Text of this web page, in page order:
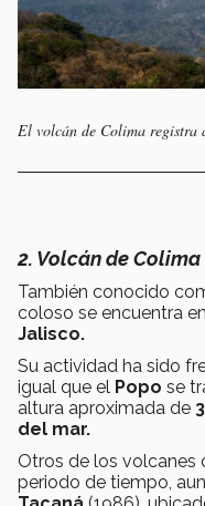
El volcán de Colima registra
2. Volcán de Colima
También conocido
coloso se encuentra
Jalisco.
Su actividad ha sido
igual que el Popo se
altura aproximada de
del mar.
Otros de los volcanes
periodo de tiempo,